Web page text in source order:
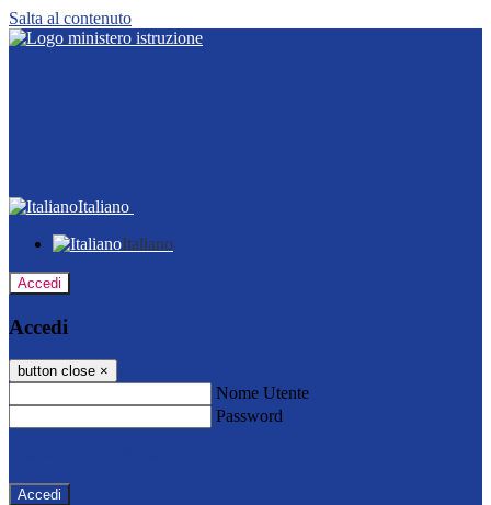
Salta al contenuto
Italiano
Italiano
Accedi
Accedi
button close ×
Nome Utente
Password